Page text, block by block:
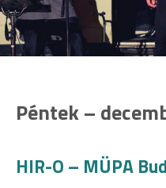
Péntek –
HIR-O – MÜPA